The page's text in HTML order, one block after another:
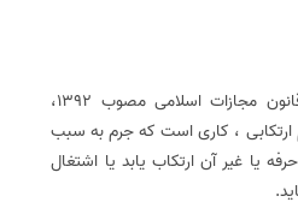
با توجه به مفاد ماده 30 قانون مجازات اسلامی مصوب 1392،
ارتکابی ، کاری است که جرم به سبب
یا غیر آن ارتکاب یابد یا اشتغال